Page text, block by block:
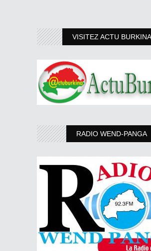
VISITEZ ACTU BURKINA
RADIO WEND-PANGA